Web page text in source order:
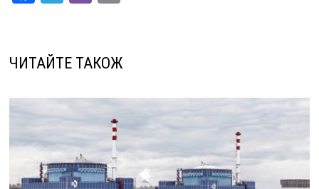
o
k
a
y
n
k
ЧИТАЙТЕ ТАКОЖ